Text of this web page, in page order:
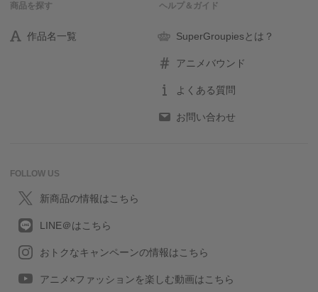
商品を探す
作品名一覧
ヘルプ＆ガイド
SuperGroupiesとは？
アニメバウンド
よくある質問
お問い合わせ
FOLLOW US
新商品の情報はこちら
LINE＠はこちら
おトクなキャンペーンの情報はこちら
アニメ×ファッションを楽しむ動画はこちら